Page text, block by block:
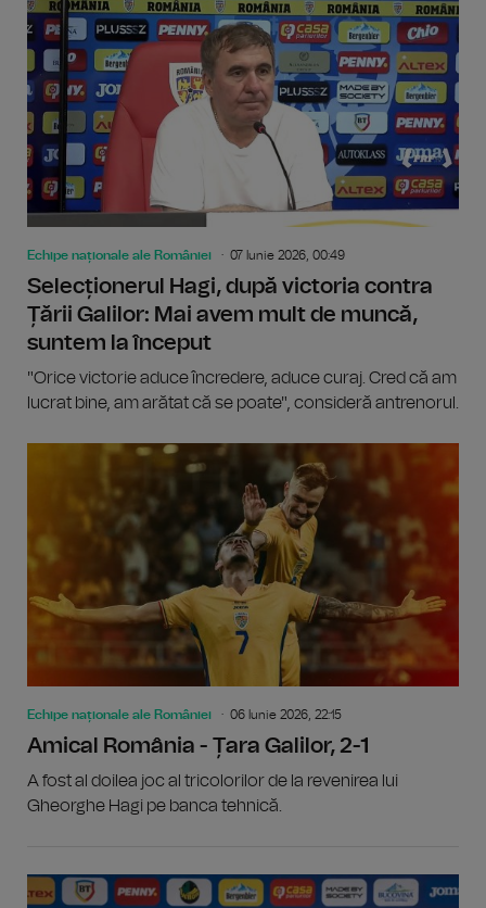
Echipe naționale ale României 07 Iunie 2026, 00:49
Selecționerul Hagi, după victoria contra
Țării Galilor: Mai avem mult de muncă,
suntem la început
"Orice victorie aduce încredere, aduce curaj. Cred că am
lucrat bine, am arătat că se poate", consideră antrenorul.
Echipe naționale ale României 06 Iunie 2026, 22:15
Amical România - Țara Galilor, 2-1
A fost al doilea joc al tricolorilor de la revenirea lui
Gheorghe Hagi pe banca tehnică.